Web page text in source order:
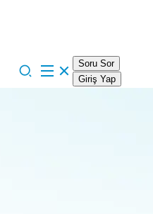
Soru Sor
Giriş Yap